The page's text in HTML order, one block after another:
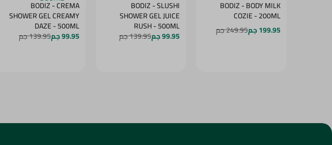
BODIZ - BODY MILK
COZIE - 200ML
199.95 جم
249.95 جم
BODIZ - SLUSHI
SHOWER GEL JUICE
RUSH - 500ML
99.95 جم 139.95 جم
BODIZ - CREMA
SHOWER GEL CREAMY
DAZE - 500ML
99.95 جم 139.95 جم